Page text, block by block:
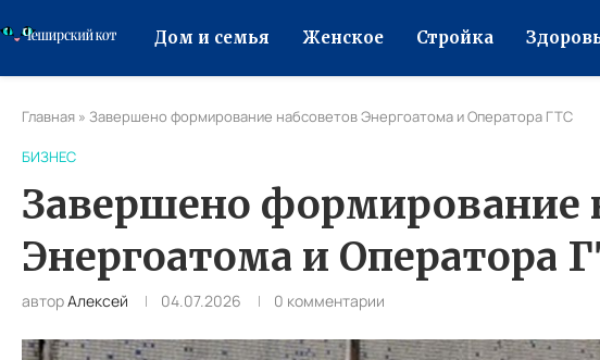
Дом и семья Женское Стройка
Главная » Завершено формирование набсоветов Энергоатома и Оператора ГТС
БИЗНЕС
Завершено формирование
Энергоатома и Оператора
авторАлексей 04.07.2026 0 комментарии